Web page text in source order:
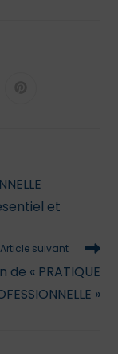
et
Article suivant
« PRATIQUE
»